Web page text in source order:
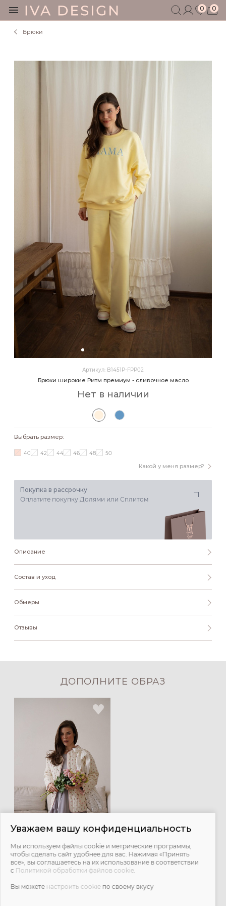
0 0
+7 495 401 6950
Брюки
Артикул: B1451P-FPP02
Брюки широкие Ритм премиум - сливочное масло
Нет в наличии
Выбрать размер:
Какой у меня размер?
40 42 44 46 48 50
Покупка в рассрочку
Оплатите покупку Долями или Сплитом
Описание
Состав и уход
Обмеры
Отзывы
ДОПОЛНИТЕ ОБРАЗ
Телогрейка - сливочный с
цветами
6 900 ₽ 10 500 ₽
Уважаем вашу конфиденциальность
Мы используем файлы cookie и метрические программы,
чтобы сделать сайт удобнее для вас. Нажимая «Принять
все», вы соглашаетесь на их использование в соответствии
с Политикой обработки файлов cookie.
Вы можете настроить cookie по своему вкусу